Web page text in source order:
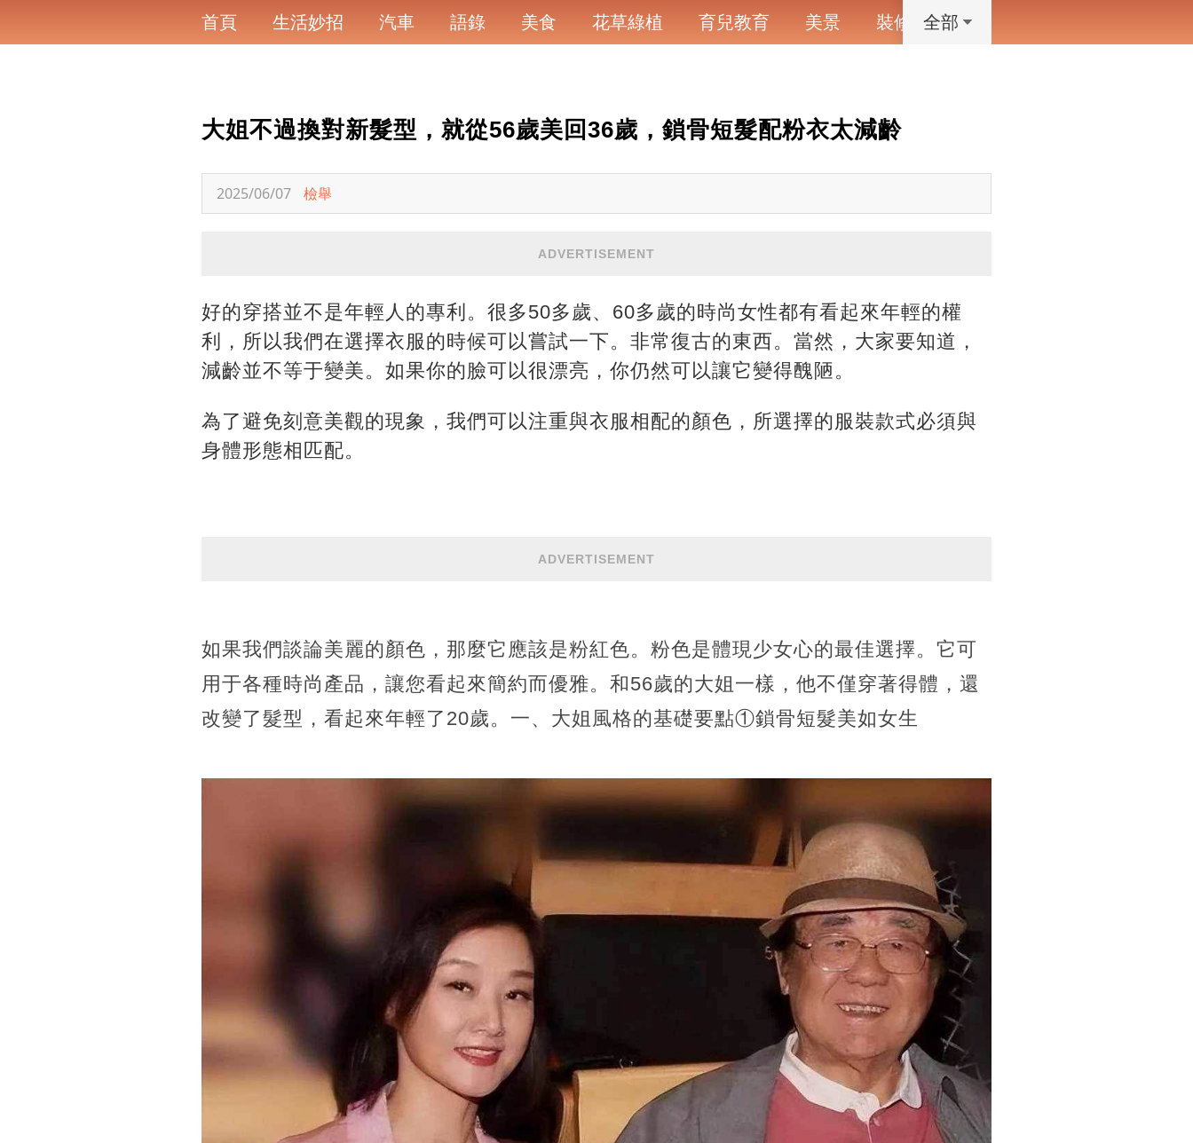
首頁 生活妙招 汽車 語錄 美食 花草綠植 育兒教育 美景 裝修 寵物
全部
大姐不過換對新髮型，就從56歲美回36歲，鎖骨短髮配粉衣太減齡
2025/06/07 檢舉
ADVERTISEMENT
好的穿搭並不是年輕人的專利。很多50多歲、60多歲的時尚女性都有看起來年輕的權
利，所以我們在選擇衣服的時候可以嘗試一下。非常復古的東西。當然，大家要知道，
減齡並不等于變美。如果你的臉可以很漂亮，你仍然可以讓它變得醜陋。
為了避免刻意美觀的現象，我們可以注重與衣服相配的顏色，所選擇的服裝款式必須與
身體形態相匹配。
ADVERTISEMENT
如果我們談論美麗的顏色，那麼它應該是粉紅色。粉色是體現少女心的最佳選擇。它可
用于各種時尚產品，讓您看起來簡約而優雅。和56歲的大姐一樣，他不僅穿著得體，還
改變了髮型，看起來年輕了20歲。一、大姐風格的基礎要點①鎖骨短髮美如女生